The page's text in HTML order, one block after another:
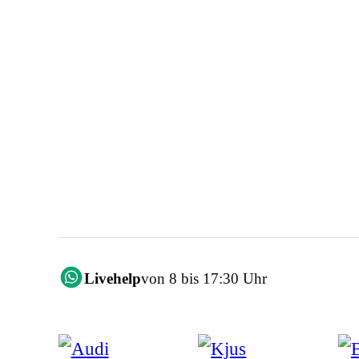
Livehelpvon 8 bis 17:30 Uhr